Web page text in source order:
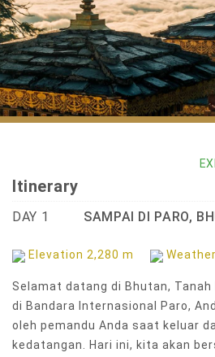
Itinerary
DAY 1 SAMPAI DI PARO,
Elevation 2,280 m
Selamat datang di Bhutan, Tanah
di Bandara Internasional Paro,
oleh pemandu Anda saat keluar
kedatangan. Hari ini, kita akan